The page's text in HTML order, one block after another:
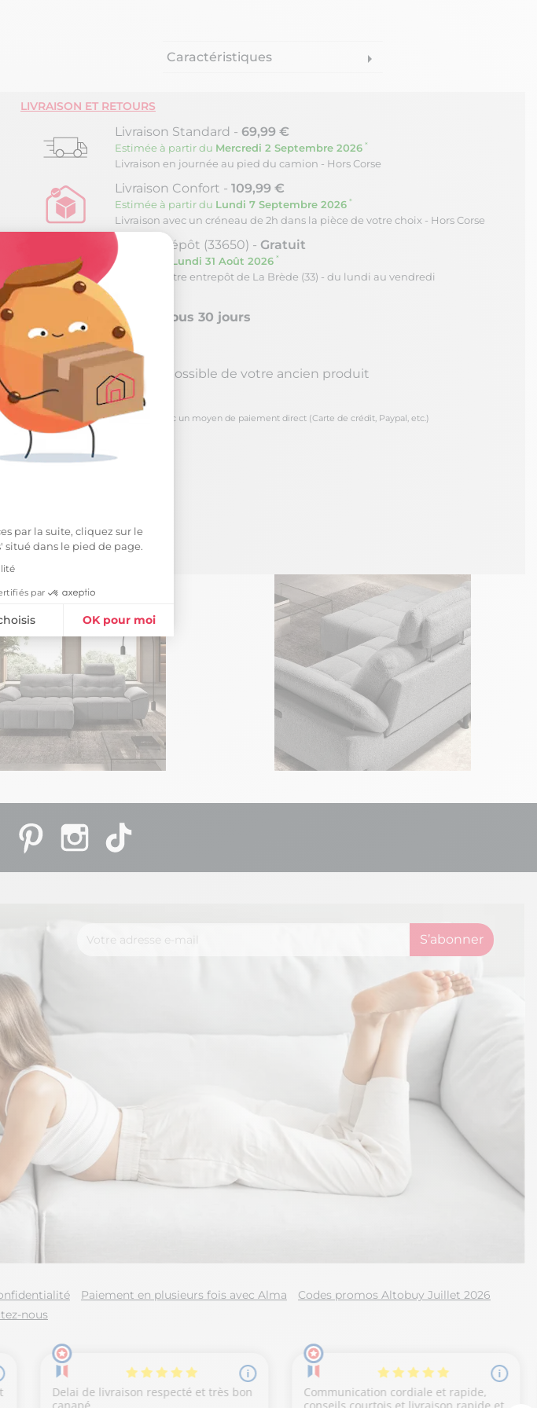
par la suite, cliquez sur le
situé dans le pied de page.
par
OK pour moi
: Personnalisez vos Options
et de gérer vos paramètres de confidentialité, en garantissant la conformité avec les
Caractéristiques arrow_right
LIVRAISON ET RETOURS
Livraison Standard - 69,99 €
Estimée à partir du Mercredi 2 Septembre 2026 *
Livraison en journée au pied du camion - Hors Corse
Livraison Confort - 109,99 €
Estimée à partir du Lundi 7 Septembre 2026 *
Livraison avec un créneau de 2h dans la pièce de votre choix - Hors Corse
Retrait Dépôt (33650) - Gratuit
Estimée le Lundi 31 Août 2026 *
Retrait à notre entrepôt de La Brède (33) - du lundi au vendredi
Retour sous 30 jours
Reprise possible de votre ancien produit
pour toute commande passée avec un moyen de paiement direct (Carte de crédit, Paypal, etc.)
YouTube PinterestInstagram
Paiement en plusieurs fois avec Alma
Codes promos Altobuy Juillet 2026
nous